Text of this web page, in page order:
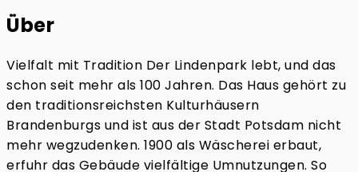
Über
Vielfalt mit Tradition Der Lindenpark lebt, und das
schon seit mehr als 100 Jahren. Das Haus gehört zu
den traditionsreichsten Kulturhäusern
Brandenburgs und ist aus der Stadt Potsdam nicht
mehr wegzudenken. 1900 als Wäscherei erbaut,
erfuhr das Gebäude vielfältige Umnutzungen. So